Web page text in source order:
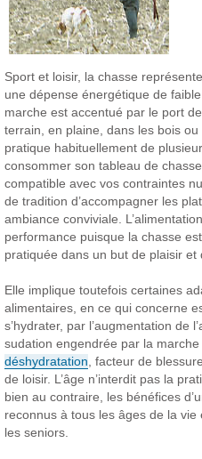
Sport et loisir, la chasse
une dépense énergétique de
marche est accentué par le port
terrain, en plaine, dans les bois
pratique habituellement de
consommer son tableau de
compatible avec vos contraintes
de tradition d’accompagner les
ambiance conviviale.
performance puisque la chasse
pratiquée dans un but de plaisir et
Elle implique toutefois certaines
alimentaires, en ce qui concerne
s’hydrater, par l’augmentation de
sudation engendrée par la
déshydratation , facteur de
de loisir. L’âge n’interdit pas la
bien au contraire, les bénéfices
reconnus à tous les âges de la
les seniors.